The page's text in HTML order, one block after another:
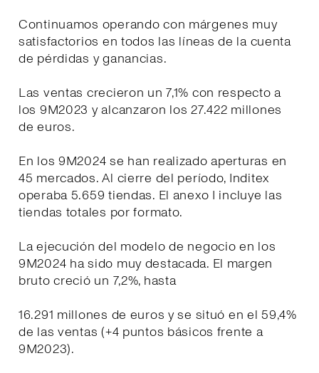
Continuamos operando con márgenes muy
satisfactorios en todos las líneas de la cuenta
de pérdidas y ganancias.
Las ventas crecieron un 7,1% con respecto a
los 9M2023 y alcanzaron los 27.422 millones
de euros.
En los 9M2024 se han realizado aperturas en
45 mercados. Al cierre del período, Inditex
operaba 5.659 tiendas. El anexo I incluye las
tiendas totales por formato.
La ejecución del modelo de negocio en los
9M2024 ha sido muy destacada. El margen
bruto creció un 7,2%, hasta
16.291 millones de euros y se situó en el 59,4%
de las ventas (+4 puntos básicos frente a
9M2023).